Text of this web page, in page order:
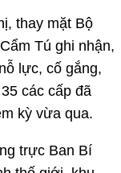
thay mặt Bộ
Tú ghi nhận,
lực, cố gắng,
các cấp đã
kỳ vừa qua.
trực Ban Bí